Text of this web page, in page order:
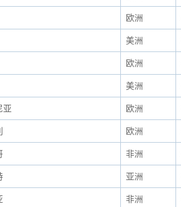
欧洲
美洲
欧洲
美洲
亚 欧洲
欧洲
非洲
亚洲
非洲